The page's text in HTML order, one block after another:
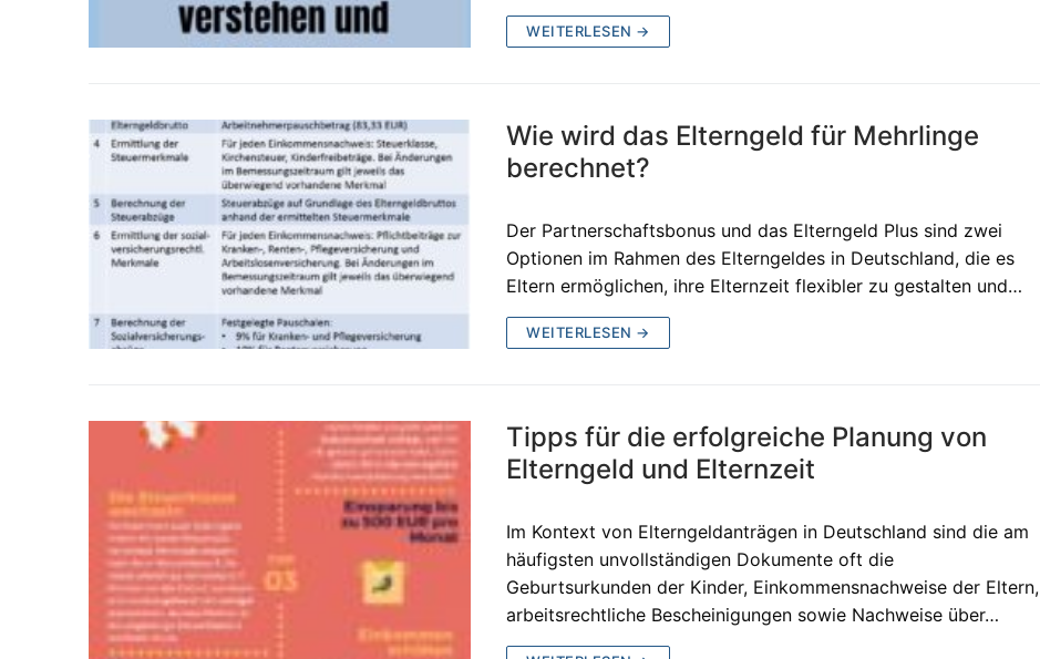
WEITERLESEN →
Wie wird das Elterngeld für Mehrlinge
berechnet?
Der Partnerschaftsbonus und das Elterngeld Plus sind zwei
Optionen im Rahmen des Elterngeldes in Deutschland, die es
Eltern ermöglichen, ihre Elternzeit flexibler zu gestalten und…
WEITERLESEN →
Tipps für die erfolgreiche Planung von
Elterngeld und Elternzeit
Im Kontext von Elterngeldanträgen in Deutschland sind die am
häufigsten unvollständigen Dokumente oft die
Geburtsurkunden der Kinder, Einkommensnachweise der Eltern,
arbeitsrechtliche Bescheinigungen sowie Nachweise über…